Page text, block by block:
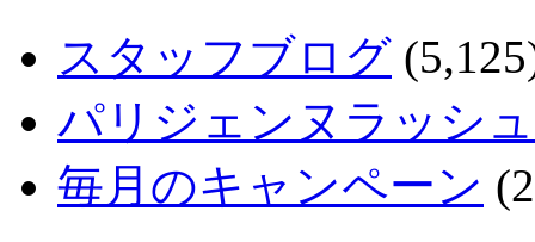
スタッフブログ
パリジェンヌラッシ
毎月のキャンペーン